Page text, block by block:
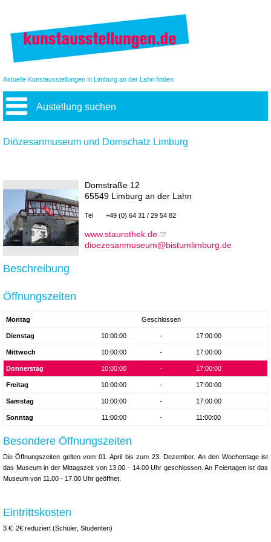
Aktuelle Kunstausstellungen in Limburg an der Lahn finden
Austellung suchen
Diözesanmuseum und Domschatz Limburg
Domstraße 12
65549 Limburg an der Lahn
Tel +49 (0) 64 31 / 29 54 82
www.staurothek.de
dioezesanmuseum@bistumlimburg.de
Beschreibung
Öffnungszeiten
Montag Geschlossen
Dienstag 10:00:00 - 17:00:00
Mittwoch 10:00:00 - 17:00:00
Donnerstag 10:00:00 - 17:00:00
Freitag 10:00:00 - 17:00:00
Samstag 10:00:00 - 17:00:00
Sonntag 11:00:00 - 11:00:00
Besondere Öffnungszeiten
Die Öffnungszeiten gelten vom 01. April bis zum 23. Dezember. An den Wochentage ist
das Museum in der Mittagszeit von 13.00 - 14.00 Uhr geschlossen. An Feiertagen ist das
Museum von 11.00 - 17.00 Uhr geöffnet.
Eintrittskosten
3 €; 2€ reduziert (Schüler, Studenten)